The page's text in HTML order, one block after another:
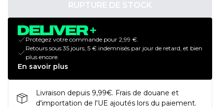
RUPTURE DE STOCK
Protégez votre commande pour 2,99 €.
Retours sous 35 jours, 5 € indemnisés par jour de retard, et bien
plus encore.
En savoir plus
Livraison depuis 9,99€. Frais de douane et
d'importation de l'UE ajoutés lors du paiement.